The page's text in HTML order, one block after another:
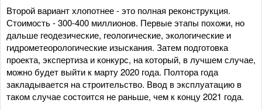
Второй вариант хлопотнее - это полная реконструкция.
Стоимость - 300-400 миллионов. Первые этапы похожи, но
дальше геодезические, геологические, экологические и
гидрометеорологические изыскания. Затем подготовка
проекта, экспертиза и конкурс, на который, в лучшем случае,
можно будет выйти к марту 2020 года. Полтора года
закладывается на строительство. Ввод в эксплуатацию в
таком случае состоится не раньше, чем к концу 2021 года.